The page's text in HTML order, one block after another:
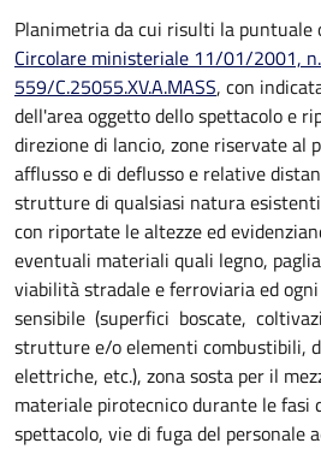
Planimetria da cui risulti la puntuale
Circolare ministeriale 11/01/2001, n.
559/C.25055.XV.A.MASS, con
dell'area oggetto dello spettacolo e
direzione di lancio, zone riservate al
afflusso e di deflusso e relative
strutture di qualsiasi natura
con riportate le altezze ed
eventuali materiali quali legno,
viabilità stradale e ferroviaria ed
sensibile (superfici boscate,
strutture e/o elementi combustibili,
elettriche, etc.), zona sosta per il
materiale pirotecnico durante le fasi
spettacolo, vie di fuga del personale